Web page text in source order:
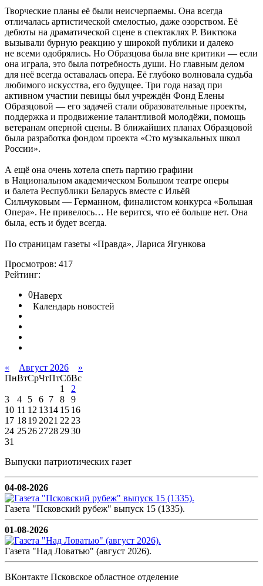
Творческие планы её были неисчерпаемы. Она всегда
отличалась артистической смелостью, даже озорством. Её
дебюты на драматической сцене в спектаклях Р. Виктюка
вызывали бурную реакцию у широкой публики и далеко
не всеми одобрялись. Но Образцова была вне критики — если
она играла, это была потребность души. Но главным делом
для неё всегда оставалась опера. Её глубоко волновала судьба
любимого искусства, его будущее. Три года назад при
активном участии певицы был учреждён Фонд Елены
Образцовой — его задачей стали образовательные проекты,
поддержка и продвижение талантливой молодёжи, помощь
ветеранам оперной сцены. В ближайших планах Образцовой
была разработка фондом проекта «Сто музыкальных школ
России».
А ещё она очень хотела спеть партию графини
в Национальном академическом Большом театре оперы
и балета Республики Беларусь вместе с Ильёй
Сильчуковым — Германном, финалистом конкурса «Большая
Опера». Не привелось… Не верится, что её больше нет. Она
была, есть и будет всегда.
По страницам газеты «Правда», Лариса Ягункова
Просмотров: 417
Рейтинг:
0Наверх
Календарь новостей
« Август 2026
»
ПнВтСрЧтПтСбВс
1
2
3
4 5 6 7 8
9
10 11 12 1314 15 16
17 18192021 2223
24 252627282930
31
Выпуски патриотических газет
04-08-2026
Газета "Псковский рубеж" выпуск 15 (1335).
01-08-2026
Газета "Над Ловатью" (август 2026).
ВКонтакте Псковское областное отделение